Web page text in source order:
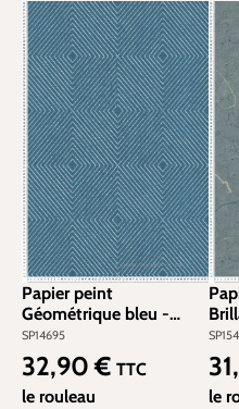
Papier peint
Géométrique bleu -
Metropolitan Stories
d'AS Création | Réf.
SP14695
SP14695
Prix régulier :
32,90 € TTC
le rouleau
le